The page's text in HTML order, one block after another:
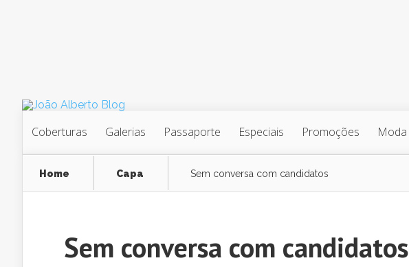
Coberturas Galerias Passaporte Especiais Promoções Moda
Home Capa Sem conversa com candidatos
Sem conversa com candidatos